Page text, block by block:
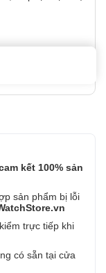
kết 100% sản
sản phẩm bị lỗi
trực tiếp khi
có sẵn tại cửa